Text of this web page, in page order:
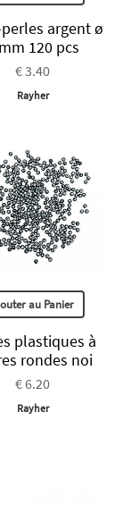
argent ø
120 pcs
€ 3.40
Rayher
au Panier
plastiques à
rondes noi
€ 6.20
Rayher